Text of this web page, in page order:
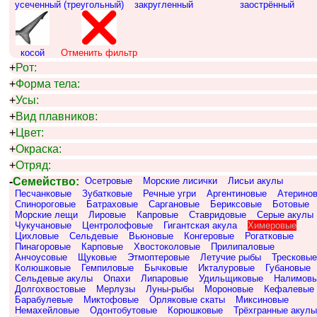
усеченный (треугольный) закругленный заострённый
косой Отменить фильтр
+Рот:
+Форма тела:
+Усы:
+Вид плавников:
+Цвет:
+Окраска:
+Отряд:
-Семейство: Осетровые Морские лисички
Лисьи акулы
Песчанковые
Зубатковые Речные угри Аргентиновые
Спинороговые
Батраховые Саргановые Бериксовые
Ботовые
Морские лещи
Лировые Капровые Ставридовые
Серые акулы
Чукучановые
Центролофовые Гигантская акула
Химеровые
Цихловые
Сельдевые Вьюновые Конгеровые
Рогатковые
Пинагоровые
Карповые Хвостоколовые
Прилипаловые
Анчоусовые
Щуковые Этмоптеровые Летучие рыбы
Тресковые
Колюшковые
Гемпиловые Бычковые Икталуровые
Губановые
Сельдевые акулы
Опахи Липаровые Удильщиковые
Долгохвостовые
Мерлузы Луны-рыбы Мороновые
Кефалевые
Барабулевые
Миктофовые Орляковые скаты
Миксиновые
Немахейловые
Одонтобутовые Корюшковые
Трёхгранные акулы